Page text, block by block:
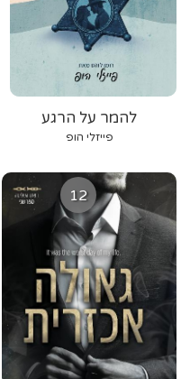
להמר על הרגע
פייזלי הופ
12